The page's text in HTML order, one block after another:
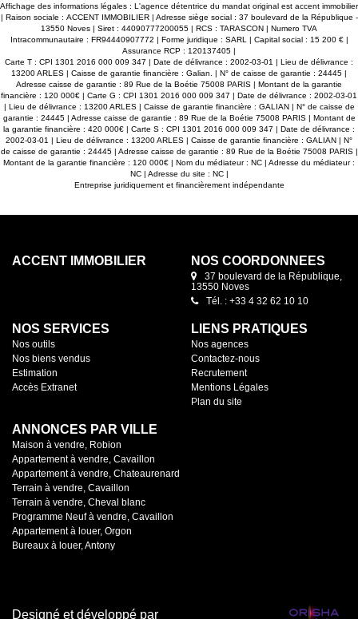
restant
Affichage des informations légales : L'agence détentrice du mandat original est accent immobilier
| Raison sociale : ACCENT IMMOBILIER | Adresse siège social : 37 boulevard de la République -
13550 Noves | Siret : 44090777200055 | RCS : TARASCON | Numero TVA
Intracommunautaire : FR94440907772 | Forme juridique : SARL | Capital social : 15 200 € |
Assurance RCP : 120137405 |
Carte T : CPI 1301 2016 000 009 347 | Date de délivrance : 2002-03-01 | Lieu de délivrance :
13200 ARLES | Caisse de garantie financière : Galian. | N° de caisse de garantie : 24445 |
Adresse caisse de garantie : 89 Rue de la Boétie 75008 PARIS | Montant de la garantie
financière : 120 000€ | Carte G : CPI 1301 2016 000 009 347 | Date de délivrance : 2002-03-01
| Lieu de délivrance : 13200 ARLES | Caisse de garantie financière : GALIAN | N° de caisse de
garantie : 24445 | Adresse caisse de garantie : 89 Rue de la Boétie 75008 PARIS | Montant de
la garantie financière : 420 000€ | Carte S : CPI 1301 2016 000 009 347 | Date de délivrance :
2002-03-01 | Lieu de délivrance : 13200 ARLES | Caisse de garantie financière : GALIAN | N°
de caisse de garantie : 24445 | Adresse caisse de garantie : 89 Rue de la Boétie 75008 PARIS |
Montant de la garantie financière : 120 000€ | Nom du médiateur : NC | Adresse du médiateur :
NC | Adresse du site : NC |
Entreprise juridiquement et financièrement indépendante
ACCENT IMMOBILIER NOS COORDONNÉES
37 boulevard de la République,
13550 Noves
Tél. : +33 4 32 62 10 10
NOS SERVICES
Nos outils
Nos biens vendus
Estimation
Accès Extranet
LIENS PRATIQUES
Nos agences
Contactez-nous
Recrutement
Mentions Légales
Plan du site
ANNONCES PAR VILLE
Maison à vendre, Robion
Appartement à vendre, Cavaillon
Appartement à vendre, Chateaurenard
Terrain à vendre, Cavaillon
Terrain à vendre, Cheval blanc
Programme Neuf à vendre, Cavaillon
Appartement à louer, Orgon
Bureaux à louer, Antony
Designé et développé par